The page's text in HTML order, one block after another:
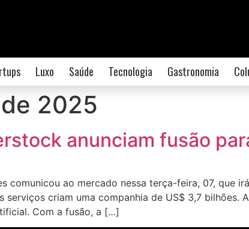
Luxo Saúde Tecnologia Gastronomia
2025
anunciam fusão
comunicou ao mercado nessa terça-feira, 07, que
criam uma companhia de US$ 3,7 bilhões.
Com a fusão, a […]